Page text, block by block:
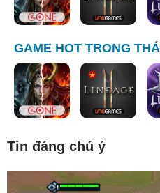
GAME HOT TRONG
Tin đáng chú ý